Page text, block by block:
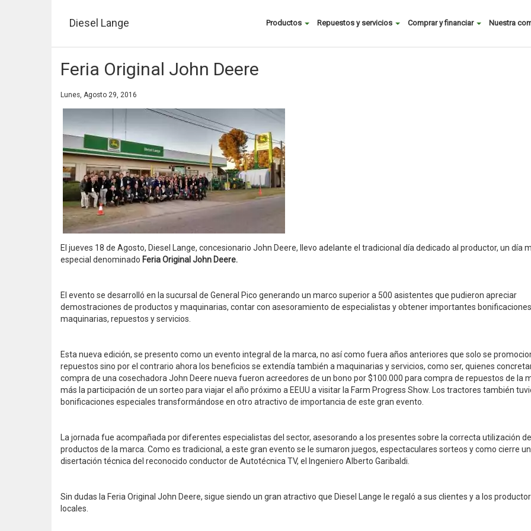
Diesel Lange Buscar
menu
Productos Repuestos y servicios Comprar y financiar Nuestra
Feria Original John Deere
Lunes, Agosto 29, 2016
El jueves 18 de Agosto, Diesel Lange, concesionario John Deere, llevo adelante el tradicional día dedicado al productor, un día
especial denominado Feria Original John Deere.
El evento se desarrolló en la sucursal de General Pico generando un marco superior a 500 asistentes que pudieron apreciar
demostraciones de productos y maquinarias, contar con asesoramiento de especialistas y obtener importantes
maquinarias, repuestos y servicios.
Esta nueva edición, se presento como un evento integral de la marca, no así como fuera años anteriores que solo se
repuestos sino por el contrario ahora los beneficios se extendía también a maquinarias y servicios, como ser, quienes
compra de una cosechadora John Deere nueva fueron acreedores de un bono por $100.000 para compra de repuestos de la
más la participación de un sorteo para viajar el año próximo a EEUU a visitar la Farm Progress Show. Los tractores también
bonificaciones especiales transformándose en otro atractivo de importancia de este gran evento.
La jornada fue acompañada por diferentes especialistas del sector, asesorando a los presentes sobre la correcta utilización
productos de la marca. Como es tradicional, a este gran evento se le sumaron juegos, espectaculares sorteos y como cierre
disertación técnica del reconocido conductor de Autotécnica TV, el Ingeniero Alberto Garibaldi.
Sin dudas la Feria Original John Deere, sigue siendo un gran atractivo que Diesel Lange le regaló a sus clientes y a los
locales.